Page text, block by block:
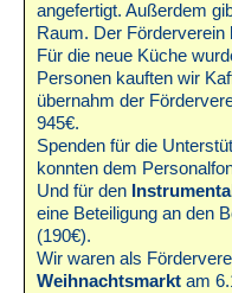
angefertigt. Außerdem
Raum. Der Förderverein
Für die neue Küche
Personen kauften wir
übernahm der
945€.
Spenden für die
konnten dem
Und für den
eine Beteiligung an den
(190€).
Wir waren als
Weihnachtsmarkt am